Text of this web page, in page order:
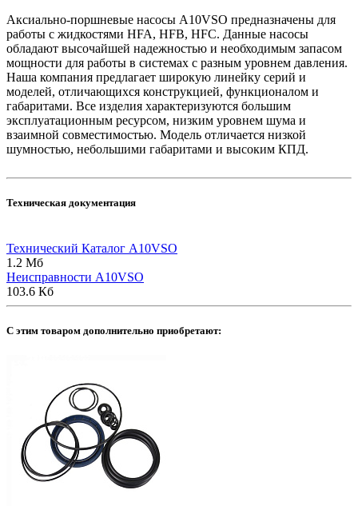
Аксиально-поршневые насосы A10VSO предназначены для
работы с жидкостями HFA, HFB, HFC. Данные насосы
обладают высочайшей надежностью и необходимым запасом
мощности для работы в системах с разным уровнем давления.
Наша компания предлагает широкую линейку серий и
моделей, отличающихся конструкцией, функционалом и
габаритами. Все изделия характеризуются большим
эксплуатационным ресурсом, низким уровнем шума и
взаимной совместимостью. Модель отличается низкой
шумностью, небольшими габаритами и высоким КПД.
Техническая документация
Технический Каталог A10VSO
1.2 Мб
Неисправности A10VSO
103.6 Кб
C этим товаром дополнительно приобретают: